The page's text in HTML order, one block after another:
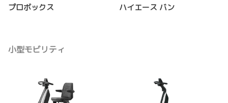
プロボックス ハイエース バン
小型モビリティ